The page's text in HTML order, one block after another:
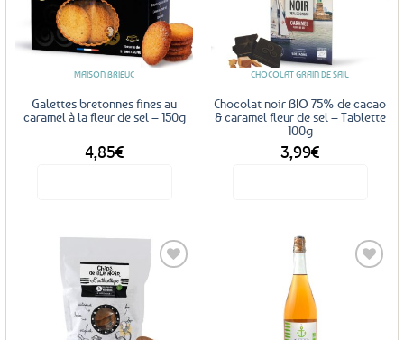
Ajouter
aux
favoris
MAISON BRIEUC
Galettes bretonnes fines au
caramel à la fleur de sel – 150g
4,85€
CHOCOLAT GRAIN DE SAIL
Chocolat noir BIO 75% de cacao
& caramel fleur de sel – Tablette
100g
3,99€